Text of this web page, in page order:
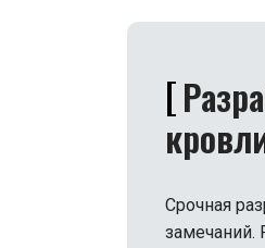
Срочная
замечаний.